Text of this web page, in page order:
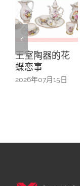
又热又湿，身
体吃不消
2026年07月15日